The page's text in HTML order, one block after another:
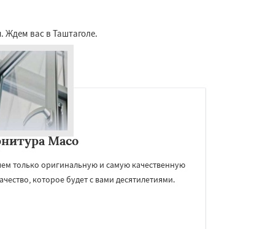
Ждем вас в Таштаголе.
Maco
только оригинальную и самую качественную
которое будет с вами десятилетиями.